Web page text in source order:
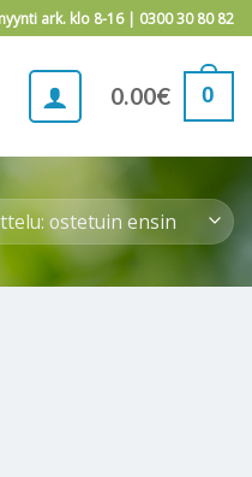
ark. klo 8-16 | 0300 30 80 82
0.00€ 0